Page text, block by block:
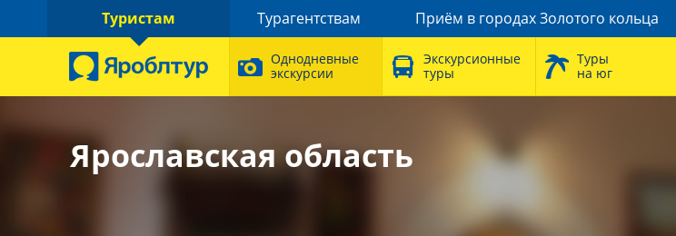
Туристам Турагентствам Приём в городах Золотого кольца
Однодневные
экскурсии
Экскурсионные
туры
Туры
на юг
Ярославская область